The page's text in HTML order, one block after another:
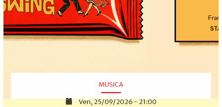
MUSICA
Ven, 25/09/2026 - 21:00